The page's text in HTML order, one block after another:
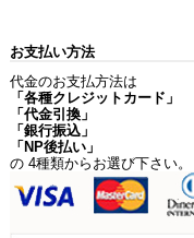
お支払い方法
代金のお支払方法は
「各種クレジットカード」
「代金引換」
「銀行振込」
「NP後払い」
の 4種類からお選び下さい。